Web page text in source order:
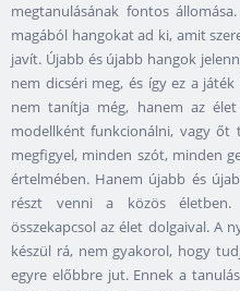
megtanulásának fontos
magából hangokat ad ki, amit
javít. Újabb és újabb hangok
nem dicséri meg, és így ez a
nem tanítja még, hanem az
modellként funkcionálni, vagy őt
megfigyel, minden szót, minden
értelmében. Hanem újabb és
részt venni a közös életben.
összekapcsol az élet dolgaival. A
készül rá, nem gyakorol, hogy
egyre előbbre jut. Ennek a